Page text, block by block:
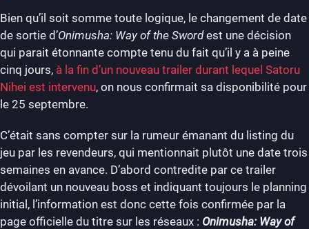
Bien qu’il soit somme toute logique, le changement de date
de sortie d’Onimusha: Way of the Swordest une décision
qui parait étonnante compte tenu du fait qu’il y a à peine
cinq jours, à la fin d’un nouveau trailer durant lequel Satoru
Nihei est intervenu, on nous confirmait sa disponibilité pour
le 25 septembre.
C’était sans compter sur la rumeur émanant du listing du
jeu par les revendeurs, qui mentionnait plutôt une date trois
semaines en avance. D’abord contredite par ce trailer
dévoilant un nouveau boss et indiquant toujours le planning
initial, l’information est donc cette fois confirmée par la
page officielle du titre sur les réseaux : Onimusha: Way of